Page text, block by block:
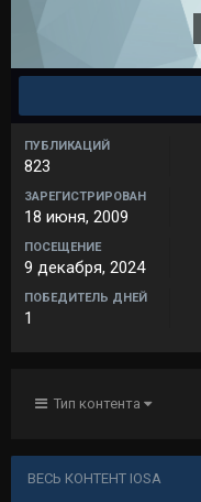
ПУБЛИКАЦИЙ
823
ЗАРЕГИСТРИРОВАН
18 июня, 2009
ПОСЕЩЕНИЕ
9 декабря, 2024
ПОБЕДИТЕЛЬ ДНЕЙ
1
Тип контента
ВЕСЬ КОНТЕНТ IOSA